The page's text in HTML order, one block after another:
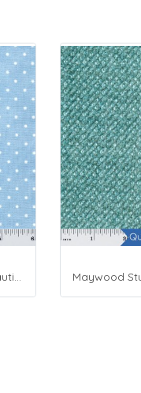
Maywood Studio Fabrics Beautiful Basics Blue